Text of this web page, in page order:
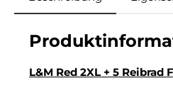
L&M Red 2XL + 5 Reibrad